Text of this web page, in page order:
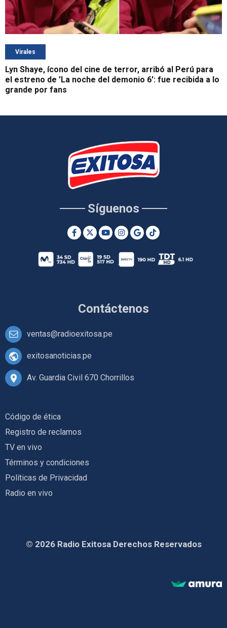
Virales
Lyn Shaye, ícono del cine de terror, arribó al Perú para
el estreno de 'La noche del demonio 6': fue recibida a lo
grande por fans
Contáctenos
ventas@radioexitosa.pe
exitosanoticias.pe
Av. Guardia Civil 670 Chorrillos
Síguenos
Código de ética
Registro de reclamos
TV en vivo
Términos y condiciones
Políticas de Privacidad
Radio en vivo
© 2026 Radio Exitosa Derechos Reservados